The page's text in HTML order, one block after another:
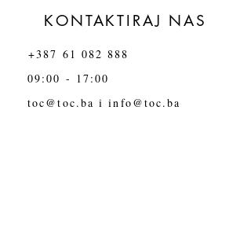
KONTAKTIRAJ NAS
+387 61 082 888
09:00 - 17:00
toc@toc.ba iinfo@toc.ba